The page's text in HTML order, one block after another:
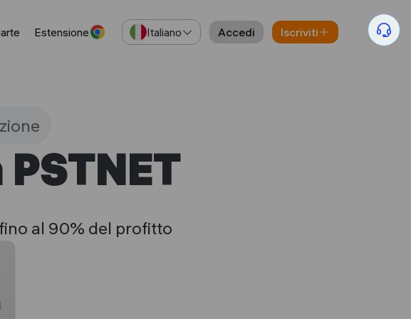
Estensione Italiano Accedi Iscriviti
al 90% del profitto